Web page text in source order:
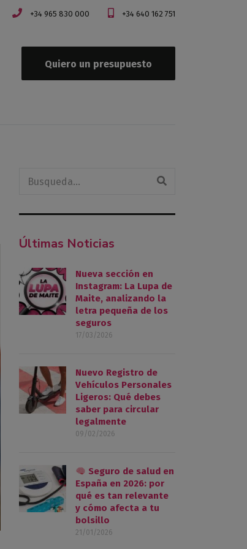
+34 965 830 000 +34 640 162 751
Quiero un presupuesto
Últimas Noticias
Nueva sección en
Instagram: La Lupa de
Maite, analizando la
letra pequeña de los
seguros
17/03/2026
Nuevo Registro de
Vehículos Personales
Ligeros: Qué debes
saber para circular
legalmente
09/02/2026
Seguro de salud en
España en 2026: por
qué es tan relevante
y cómo afecta a tu
bolsillo
21/01/2026